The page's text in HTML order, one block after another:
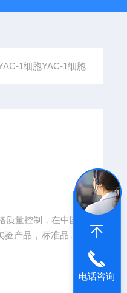
1细胞YAC-1细胞
量控制，在中国
产品，标准品，
电话咨询